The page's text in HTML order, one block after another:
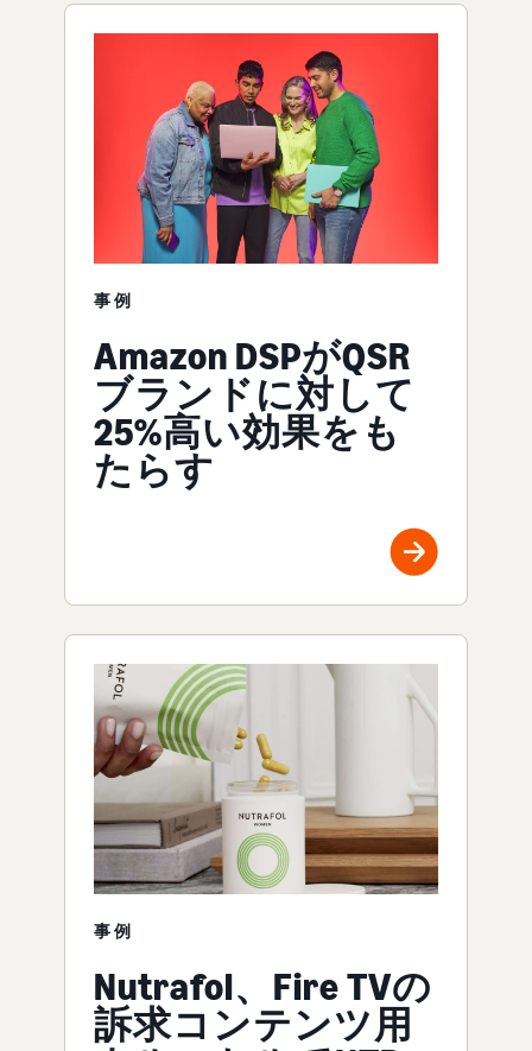
事例
Amazon DSPがQSR
ブランドに対して
25%高い効果をも
たらす
事例
Nutrafol、Fire TVの
訴求コンテンツ用